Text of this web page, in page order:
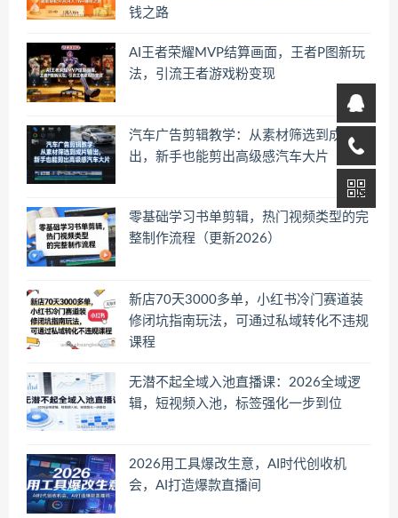
钱之路
AI王者荣耀MVP结算画面，王者P图新玩
法，引流王者游戏粉变现
汽车广告剪辑教学：从素材筛选到成片输
出，新手也能剪出高级感汽车大片
零基础学习书单剪辑，热门视频类型的完
整制作流程（更新2026）
新店70天3000多单，小红书冷门赛道装
修闭坑指南玩法，可通过私域转化不违规
课程
无潜不起全域入池直播课：2026全域逻
辑，短视频入池，标签强化一步到位
2026用工具爆改生意，AI时代创收机
会，AI打造爆款直播间